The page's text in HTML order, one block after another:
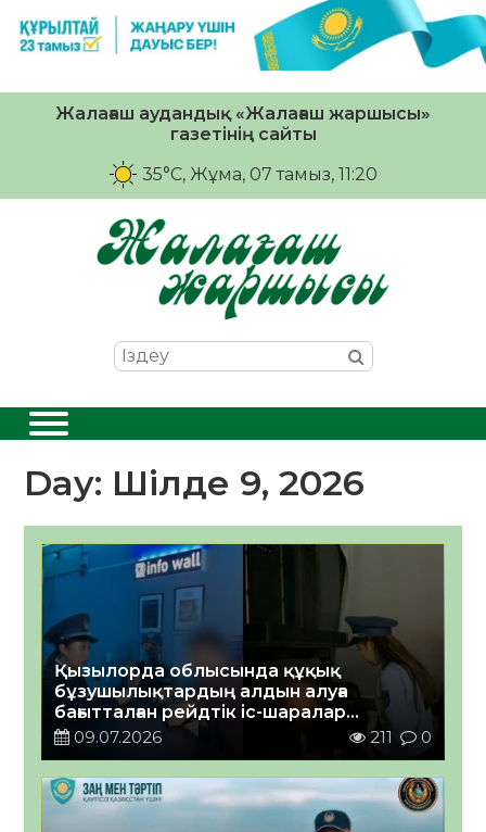
Жалағаш аудандық «Жалағаш жаршысы»
газетінің сайты
35°C, Жұма, 07 тамыз, 11:20
Day: Шілде 9, 2026
Қызылорда облысында құқық
бұзушылықтардың алдын алуға
бағытталған рейдтік іс-шаралар
жалғасуда
09.07.2026 211 0